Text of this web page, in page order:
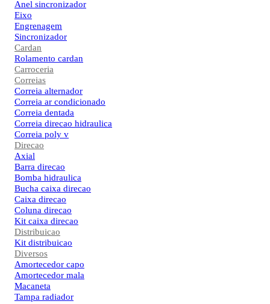
Anel sincronizador
Eixo
Engrenagem
Sincronizador
Cardan
Rolamento cardan
Carroceria
Correias
Correia alternador
Correia ar condicionado
Correia dentada
Correia direcao hidraulica
Correia poly v
Direcao
Axial
Barra direcao
Bomba hidraulica
Bucha caixa direcao
Caixa direcao
Coluna direcao
Kit caixa direcao
Distribuicao
Kit distribuicao
Diversos
Amortecedor capo
Amortecedor mala
Macaneta
Tampa radiador